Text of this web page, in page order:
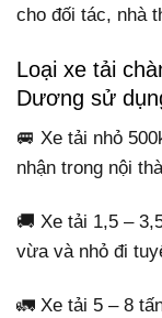
cho đối tác, nhà
Loại xe tải
Dương sử
🚐 Xe tải nhỏ
nhận trong nội
🚚 Xe tải 1,5 –
vừa và nhỏ đi
🚛 Xe tải 5 – 8